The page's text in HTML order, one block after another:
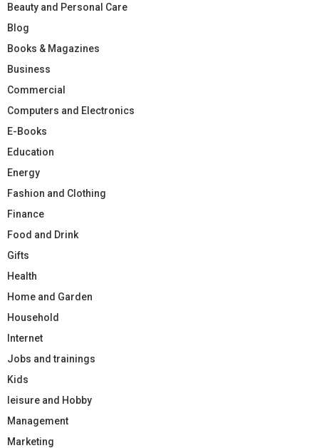
Beauty and Personal Care
Blog
Books & Magazines
Business
Commercial
Computers and Electronics
E-Books
Education
Energy
Fashion and Clothing
Finance
Food and Drink
Gifts
Health
Home and Garden
Household
Internet
Jobs and trainings
Kids
leisure and Hobby
Management
Marketing